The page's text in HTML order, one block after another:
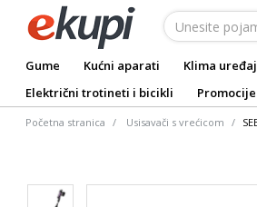
Gume Kućni aparati Klima
Električni trotineti i bicikli
Promocije
Početna stranica Usisavači s vrećicom